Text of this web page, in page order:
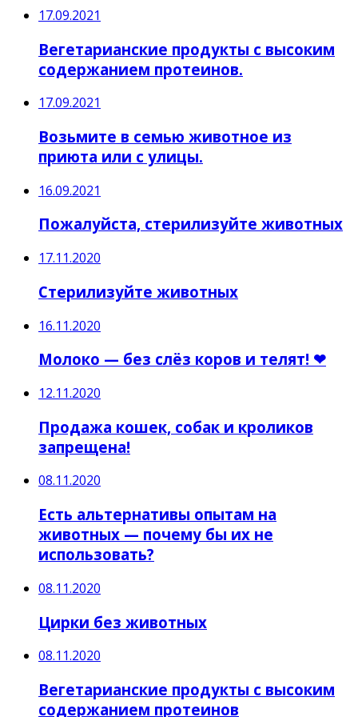
17.09.2021
Вегетарианские продукты с высоким
содержанием протеинов.
17.09.2021
Возьмите в семью животное из
приюта или с улицы.
16.09.2021
Пожалуйста, стерилизуйте животных
17.11.2020
Стерилизуйте животных
16.11.2020
Молоко — без слёз коров и телят! ❤
12.11.2020
Продажа кошек, собак и кроликов
запрещена!
08.11.2020
Есть альтернативы опытам на
животных — почему бы их не
использовать?
08.11.2020
Цирки без животных
08.11.2020
Вегетарианские продукты с высоким
содержанием протеинов